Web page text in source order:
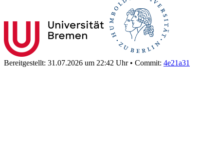
Bereitgestellt: 31.07.2026 um 22:42 Uhr • Commit: 4e21a31